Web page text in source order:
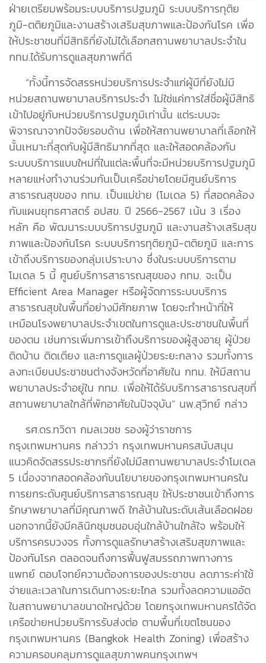
ฝ่ายเตรียมพร้อมระบบบริการปฐมภูมิ ระบบบริการทุติย
ภูมิ-ตติยภูมิและงานสร้างเสริมสุขภาพและป้องกันโรค เพื่อ
ให้ประชาชนที่มีสิทธิที่ยังไม่ได้เลือกสถานพยาบาลประจำใน
กทม.ได้รับการดูแลสุขภาพที่ดี
“ทั้งนี้การจัดสรรหน่วยบริการประจำแก่ผู้มีที่ยังไม่มี
หน่วยสถานพยาบาลบริการประจำ ไม่ใช่แค่การใส่ชื่อผู้มีสิทธิ
เข้าไปอยู่กับหน่วยบริการปฐมภูมิเท่านั้น แต่ระบบจะ
พิจารณาจากปัจจัยรอบด้าน เพื่อให้สถานพยาบาลที่เลือกให้
นั้นเหมาะที่สุดกับผู้มีสิทธิมากที่สุด และให้สอดคล้องกับ
ระบบบริการแบบใหม่ที่ในแต่ละพื้นที่จะมีหน่วยบริการปฐมภูมิ
หลายแห่งทำงานร่วมกันเป็นเครือข่ายโดยมีศูนย์บริการ
สาธารณสุขของ กทม. เป็นแม่ข่าย (โมเดล 5) ที่สอดคล้อง
กับแผนยุทธศาสตร์ อปสข. ปี 2566-2567 เน้น 3 เรื่อง
หลัก คือ พัฒนาระบบบริการปฐมภูมิ และงานสร้างเสริมสุข
ภาพและป้องกันโรค ระบบบริการทุติยภูมิ-ตติยภูมิ และการ
เข้าถึงบริการของกลุ่มเปราะบาง ซึ่งในระบบบริการตาม
โมเดล 5 นี้ ศูนย์บริการสาธารณสุขของ กทม. จะเป็น
Efficient Area Manager หรือผู้จัดการระบบบริการ
สาธารณสุขในพื้นที่อย่างมีศักยภาพ โดยจะทำหน้าที่ให้
เหมือนโรงพยาบาลประจำเขตในการดูและประชาชนในพื้นที่
ของตน เช่นการเพิ่มการเข้าถึงบริการของผู้สูงอายุ ผู้ป่วย
ติดบ้าน ติดเตียง และการดูแลผู้ป่วยระยะกลาง รวมทั้งการ
ลงทะเบียนประชาชนต่างจังหวัดที่อาศัยใน กทม. ให้มีสถาน
พยาบาลประจำอยู่ใน กทม. เพื่อให้ได้รับบริการสาธารณสุขที่
สถานพยาบาลใกล้ที่พักอาศัยในปัจจุบัน” นพ.สุวิทย์ กล่าว
รศ.ดร.ทวิดา กมลเวชช รองผู้ว่าราชการ
กรุงเทพมหานคร กล่าวว่า กรุงเทพมหานครสนับสนุน
แนวคิดจัดสรรประชากรที่ยังไม่มีสถานพยาบาลประจำโมเดล
5 เนื่องจากสอดคล้องกับนโยบายของกรุงเทพมหานครใน
การยกระดับศูนย์บริการสาธารณสุข ให้ประชาชนเข้าถึงการ
รักษาพยาบาลที่มีคุณภาพดี ใกล้บ้านในระดับเส้นเลือดฝอย
นอกจากนี้ยังมีคลินิกชุมชนอบอุ่นใกล้บ้านใกล้ใจ พร้อมให้
บริการครบวงจร ทั้งการดูแลรักษาสร้างเสริมสุขภาพและ
ป้องกันโรค ตลอดจนถึงการฟื้นฟูสมรรถภาพทางการ
แพทย์ ตอบโจทย์ความต้องการของประชาชน ลดภาระค่าใช้
จ่ายและเวลาในการเดินทางระยะไกล รวมทั้งลดความแออัด
ในสถานพยาบาลขนาดใหญ่ด้วย โดยกรุงเทพมหานครได้จัด
เครือข่ายหน่วยบริการรับส่งต่อ ตามพื้นที่เขตโซนของ
กรุงเทพมหานคร (Bangkok Health Zoning) เพื่อสร้าง
ความครอบคลุมการดูแลสุขภาพคนกรุงเทพฯ